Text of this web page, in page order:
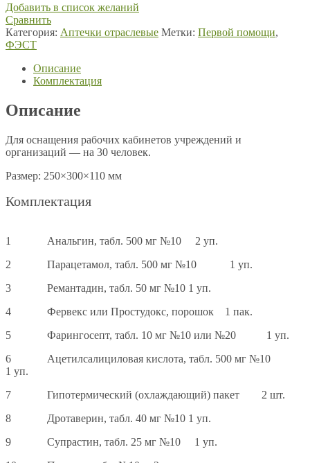
Добавить в список желаний
Сравнить
Категория: Аптечки отраслевые Метки: Первой помощи,
ФЭСТ
Описание
Комплектация
Описание
Для оснащения рабочих кабинетов учреждений и
организаций — на 30 человек.
Размер: 250×300×110 мм
Комплектация
1 Анальгин, табл. 500 мг №10 2 уп.
2 Парацетамол, табл. 500 мг №10 1 уп.
3 Ремантадин, табл. 50 мг №10 1 уп.
4 Фервекс или Простудокс, порошок 1 пак.
5 Фарингосепт, табл. 10 мг №10 или №20 1 уп.
6 Ацетилсалициловая кислота, табл. 500 мг №10
1 уп.
7 Гипотермический (охлаждающий) пакет 2 шт.
8 Дротаверин, табл. 40 мг №10 1 уп.
9 Супрастин, табл. 25 мг №10 1 уп.